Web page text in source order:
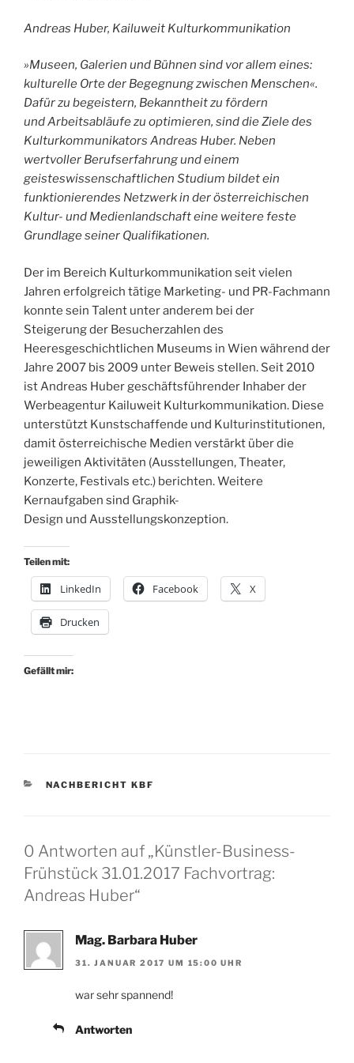
Andreas Huber, Kailuweit Kulturkommunikation
»Museen, Galerien und Bühnen sind vor allem eines:
kulturelle Orte der Begegnung zwischen Menschen«.
Dafür zu begeistern, Bekanntheit zu fördern
und Arbeitsabläufe zu optimieren, sind die Ziele des
Kulturkommunikators Andreas Huber. Neben
wertvoller Berufserfahrung und einem
geisteswissenschaftlichen Studium bildet ein
funktionierendes Netzwerk in der österreichischen
Kultur- und Medienlandschaft eine weitere feste
Grundlage seiner Qualifikationen.
Der im Bereich Kulturkommunikation seit vielen
Jahren erfolgreich tätige Marketing- und PR-Fachmann
konnte sein Talent unter anderem bei der
Steigerung der Besucherzahlen des
Heeresgeschichtlichen Museums in Wien während der
Jahre 2007 bis 2009 unter Beweis stellen. Seit 2010
ist Andreas Huber geschäftsführender Inhaber der
Werbeagentur Kailuweit Kulturkommunikation. Diese
unterstützt Kunstschaffende und Kulturinstitutionen,
damit österreichische Medien verstärkt über die
jeweiligen Aktivitäten (Ausstellungen, Theater,
Konzerte, Festivals etc.) berichten. Weitere
Kernaufgaben sind Graphik-
Design und Ausstellungskonzeption.
Teilen mit:
LinkedIn Facebook X
Drucken
Gefällt mir:
KATEGORIEN
NACHBERICHT KBF
0 Antworten auf „Künstler-Business-
Frühstück 31.01.2017 Fachvortrag:
Andreas Huber“
Mag. Barbara Huber
31. JANUAR 2017 UM 15:00 UHR
war sehr spannend!
Antworten